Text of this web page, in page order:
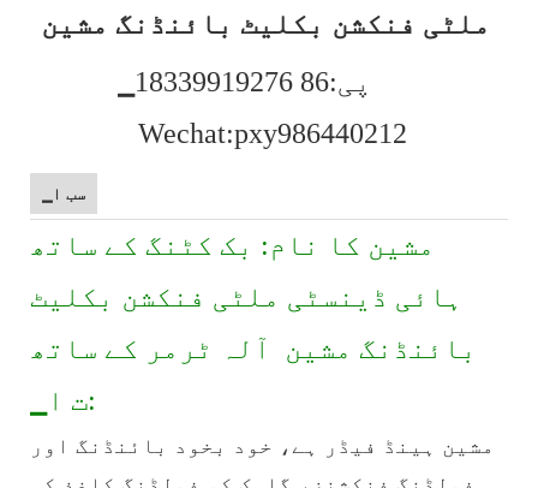
Wechat:pxy986440212
▁سب ا
مشین کا نام: بک کٹنگ کے ساتھ
ہائی ڈینسٹی ملٹی فنکشن بکلیٹ
بائنڈنگ مشین آلہ ٹرمر کے ساتھ
▁ت ا:
مشین ہینڈ فیڈر ہے، خود بخود بائنڈنگ اور